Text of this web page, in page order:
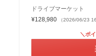
ドライブマーケット
¥128,980
（2026/06/23
＼ポ